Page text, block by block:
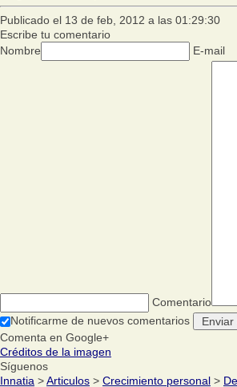
Publicado el 13 de feb, 2012 a las 01:29:30
Escribe tu comentario
Nombre
E-mail
Comentario
Notificarme de nuevos comentarios
Comenta en Google+
Créditos de la imagen
Síguenos
Innatia >Articulos > Crecimiento personal >